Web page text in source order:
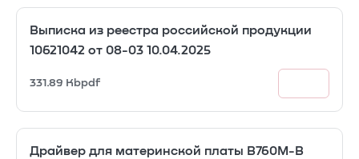
Выписка из реестра российской продукции
10621042 от 08-03 10.04.2025
331.89 Kbpdf
Драйвер для материнской платы B760M-B